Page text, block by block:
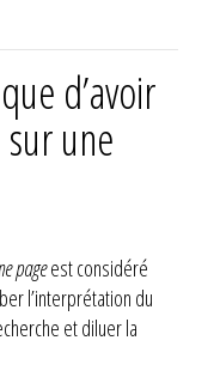
d’avoir
une
pageest considéré
l’interprétation du
et diluer la